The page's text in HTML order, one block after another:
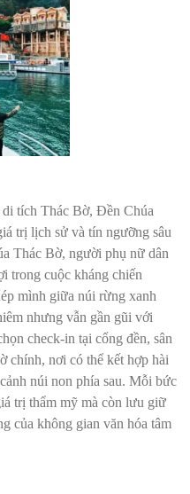
tích Thác Bờ, Đền Chúa
trị lịch sử và tín ngưỡng sâu
Thác Bờ, người phụ nữ dân
trong cuộc kháng chiến
mình giữa núi rừng xanh
nhưng vẫn gần gũi với
check-in tại cổng đền, sân
chính, nơi có thể kết hợp hài
núi non phía sau. Mỗi bức
trị thẩm mỹ mà còn lưu giữ
của không gian văn hóa tâm